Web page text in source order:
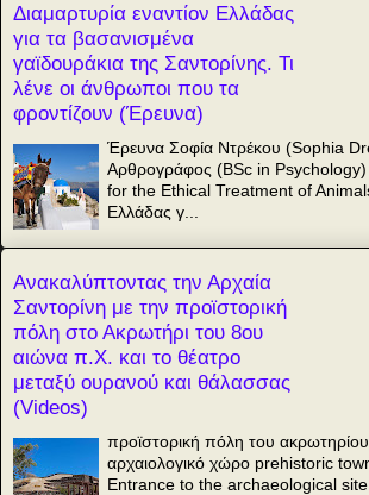
Διαμαρτυρία εναντίον Ελλάδας
για τα βασανισμένα
γαϊδουράκια της Σαντορίνης. Τι
λένε οι άνθρωποι που τα
φροντίζουν (Έρευνα)
Έρευνα Σοφία Ντρέκου (Sophia
Αρθρογράφος (BSc in
for the Ethical Treatment of
Ελλάδας γ...
Ανακαλύπτοντας την Αρχαία
Σαντορίνη με την προϊστορική
πόλη στο Ακρωτήρι του 8ου
αιώνα π.Χ. και το θέατρο
μεταξύ ουρανού και θάλασσας
(Videos)
προϊστορική πόλη του
αρχαιολογικό χώρο prehistoric
Entrance to the archaeological site